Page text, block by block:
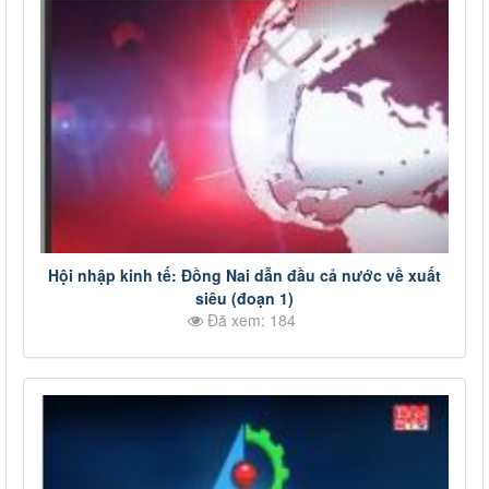
Hội nhập kinh tế: Đồng Nai dẫn đầu cả nước về xuất
siêu (đoạn 1)
Đã xem: 184